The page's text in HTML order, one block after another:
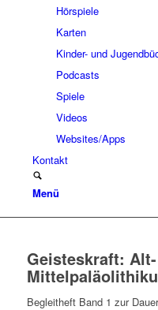
Hörspiele
Karten
Kinder- und
Podcasts
Spiele
Videos
Websites/Apps
Kontakt
Menü
Geisteskraft:
Begleitheft Band 1 zur